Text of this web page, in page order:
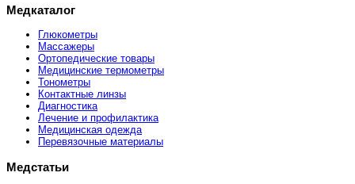
Медкаталог
Глюкометры
Массажеры
Ортопедические товары
Медицинские термометры
Тонометры
Контактные линзы
Диагностика
Лечение и профилактика
Медицинская одежда
Перевязочные материалы
Медстатьи